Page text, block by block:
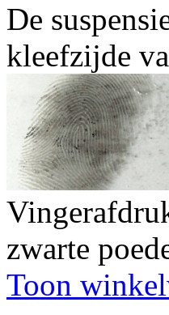
De
kleefzijde
zwarte
Toon